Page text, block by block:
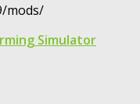
mods/
Simulator